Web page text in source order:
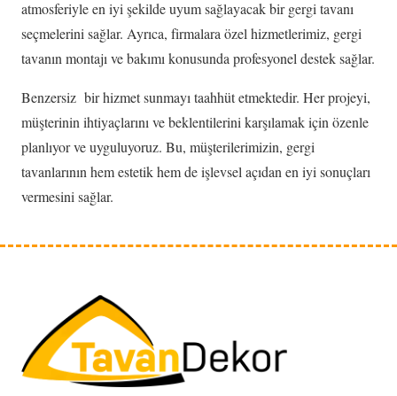
atmosferiyle en iyi şekilde uyum sağlayacak bir gergi tavanı
seçmelerini sağlar. Ayrıca, firmalara özel hizmetlerimiz, gergi
tavanın montajı ve bakımı konusunda profesyonel destek sağlar.
Benzersiz bir hizmet sunmayı taahhüt etmektedir. Her projeyi,
müşterinin ihtiyaçlarını ve beklentilerini karşılamak için özenle
planlıyor ve uyguluyoruz. Bu, müşterilerimizin, gergi
tavanlarının hem estetik hem de işlevsel açıdan en iyi sonuçları
vermesini sağlar.